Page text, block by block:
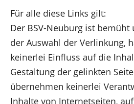
Für alle diese Links gilt:
Der BSV-Neuburg ist bemüht
der Auswahl der Verlinkung,
keinerlei Einfluss auf die
Gestaltung der gelinkten
übernehmen keinerlei
Inhalte von Internetseiten,